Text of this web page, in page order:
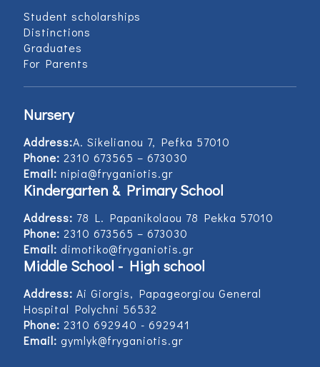
Student scholarships
Distinctions
Graduates
For Parents
Nursery
Address:Α. Sikelianou 7, Pefka 57010
Phone: 2310 673565 – 673030
Email: nipia@fryganiotis.gr
Kindergarten & Primary School
Address: 78 L. Papanikolaou 78 Pekka 57010
Phone: 2310 673565 – 673030
Email: dimotiko@fryganiotis.gr
Middle School - High school
Address: Ai Giorgis, Papageorgiou General
Hospital Polychni 56532
Phone: 2310 692940 - 692941
Email: gymlyk@fryganiotis.gr